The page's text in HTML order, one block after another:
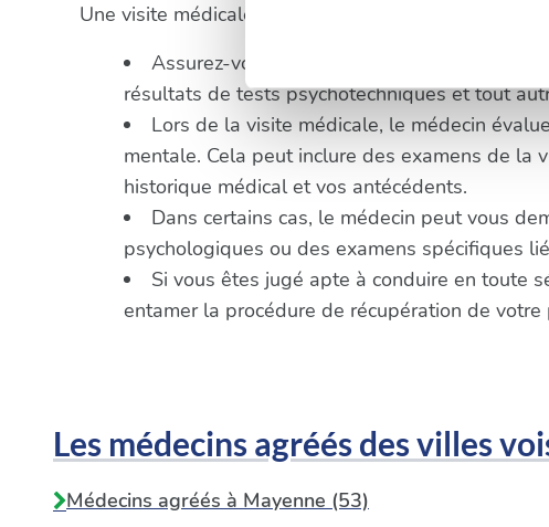
Les cookies nous permettent de
sociaux et d'analyser notre trafic.
partenaires de médias sociaux,
Une visite médicale pour un permis de conduire
Assurez-vous d'avoir tous les documents
résultats de tests psychotechniques et tout
Lors de la visite médicale, le médecin
mentale. Cela peut inclure des examens de la
historique médical et vos antécédents.
Dans certains cas, le médecin peut vous
psychologiques ou des examens spécifiques
Si vous êtes jugé apte à conduire en toute
entamer la procédure de récupération de
Les médecins agréés des villes
Médecins agréés à Mayenne (53)